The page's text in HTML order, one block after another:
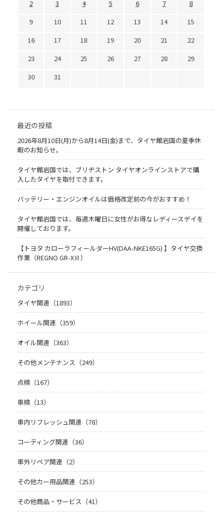
2 3 4 5 6 7
8
9
10 11 12 13 14
15
16
17 18 19 20 21
22
23
24 25 26 27 28
29
30
31
最近の投稿
2026年8月10日(月)から8月14日(金)まで、タイヤ館岩国の夏季休
暇のお知らせ。
タイヤ館岩国では、ブリヂストン タイヤオンラインストアで購
入したタイヤを取付できます。
バッテリー・エンジンオイルは価格改定前の今がおすすめ！
タイヤ館岩国では、毎週木曜日に女性がお得なレディースデイを
開催しております。
【トヨタ カローラフィールダーHV(DAA-NKE165G) 】タイヤ交換
作業（REGNO GR-XⅢ）
カテゴリ
タイヤ関連（1893）
ホイール関連（359）
オイル関連（363）
その他メンテナンス（249）
点検（167）
車検（13）
車内リフレッシュ関連（78）
コーティング関連（36）
車外リペア関連（2）
その他カー用品関連（253）
その他商品・サービス（41）